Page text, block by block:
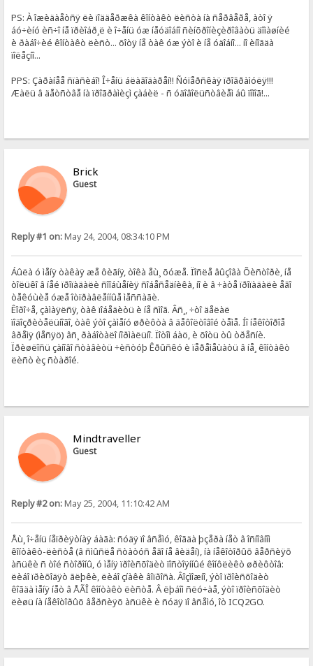
PS: À îæèäàåòñÿ ëè ïîääåðæêà êîíòàêò ëèñòà íà ñåðâåðå, àòî ÿ
áó÷èíó èñ÷î íå ïðèîáð¸ë è î÷åíü óæ íåóäîáíî ñèíõðîíèçèðîâàòü äîìàøíèé
è ðàáî÷èé êîíòàêò ëèñò... õîòÿ íå òàê óæ ýòî è íå óäîáíî... íî èíîãäà
ïîëåçíî...
PPS: Çàðàíåå ñïàñèáî! Î÷åíü áëàãîäàðåí!! Ñóïåðñêàÿ ïðîãðàìóëÿ!!!
Æàëü â äåòñòâå íà ïðîãðàìèçì çàáèë - ñ óäîâîëüñòâèåì áû ïîìîã!...
Brick
Guest
Reply #1 on:May 24, 2004, 08:34:10 PM
Áûëà ó ìåíÿ òàêàÿ æå ôèãíÿ, òîêà åù¸ õóæå. Ïîñëå âûçîâà Õèñòîðè, íå
òîëüêî â íåé ïðîïàäàëè ñîîáùåíèÿ ñîáåñåäíèêà, íî è â ÷àòå ïðîïàäàëè åãî
òåêóùèå óæå îòïðàâëåííûå ìåññàãè.
Êîðî÷å, çàìàÿëñÿ, òàê ïîáåäèòü è íå ñìîã. Âñ¸, ÷òî äåëàë
ïîäîçðèòåëüíîãî, òàê ýòî çàìåíó øðèôòà â äåôîëòîâîé òåìå. Íî íåêîòîðîå
âðåìÿ (ìåñÿö) âñ¸ ðàáîòàëî íîðìàëüíî. Ïîòîì áàö, è õîòü òû òðåñíè.
Ïðèøëîñü çàíîâî ñòàâèòü ÷èñòóþ Êðûñêó è ïåðåìåùàòü â íå¸ êîíòàêò
ëèñò èç ñòàðîé.
Mindtraveller
Guest
Reply #2 on:May 25, 2004, 11:10:42 AM
Åù¸ î÷åíü íåïðèÿòíàÿ áàãà: ñóäÿ ïî âñåìó, êîãäà þçåðà íåò â îñíîâíîì
êîíòàêò-ëèñòå (â ñìûñëå ñòàòóñ åãî íå âèäåí), íà íåêîòîðûõ âåðñèÿõ
àñüêè ñ òîé ñòîðîíû, ó ìåíÿ ïðîèñõîäèò ïîñòîÿííûé êîíôëèêò øðèôòîâ:
ëèáî ïðèõîäÿò ãëþêè, ëèáî çíàêè âîïðîñà. Âîçìîæíî, ýòî ïðîèñõîäèò
êîãäà ìåíÿ íåò â ÅÃÎ êîíòàêò ëèñòå. Â ëþáîì ñëó÷àå, ýòî ïðîèñõîäèò
ëèøü íà íåêîòîðûõ âåðñèÿõ àñüêè è ñóäÿ ïî âñåìó, îò ICQ2GO.